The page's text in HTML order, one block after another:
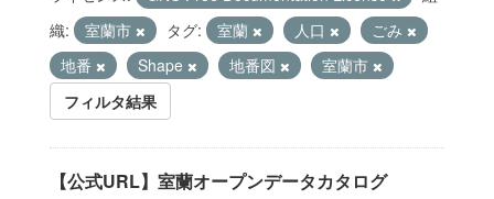
織:
室蘭市 タグ: 室蘭 人口
ごみ
地番
Shape 地番図
室蘭市
フィルタ結果
【公式URL】室蘭オープンデータカタログ